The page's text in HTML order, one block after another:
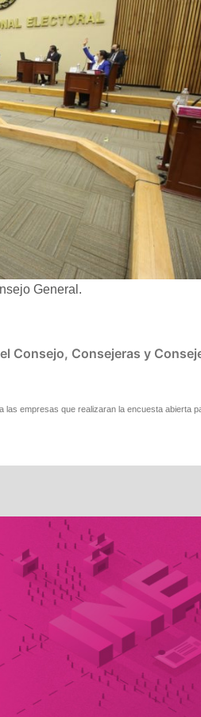
General.
Consejo, Consejeras y